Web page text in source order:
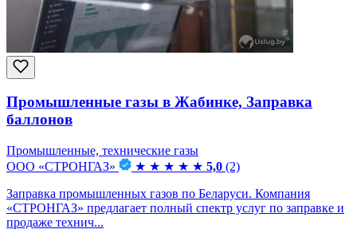
Промышленные газы в Жабинке, Заправка
баллонов
Промышленные, технические газы
ООО «СТРОНГАЗ»
★ ★ ★ ★ ★ 5,0 (2)
Заправка промышленных газов по Беларуси. Компания
«СТРОНГАЗ» предлагает полный спектр услуг по заправке и
продаже технич...